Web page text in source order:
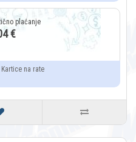
€
Kartice na rate